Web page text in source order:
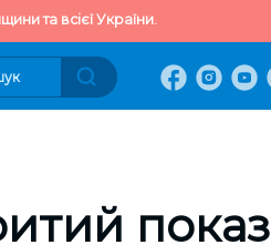
та всієї України.
показ